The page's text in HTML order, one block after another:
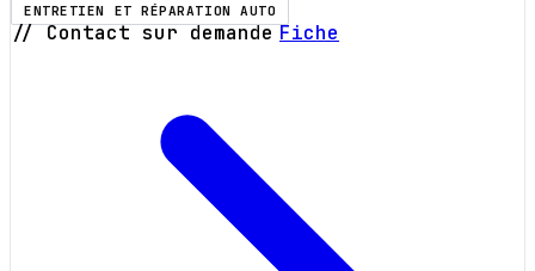
ENTRETIEN ET RÉPARATION AUTO
// Contact sur demande Fiche